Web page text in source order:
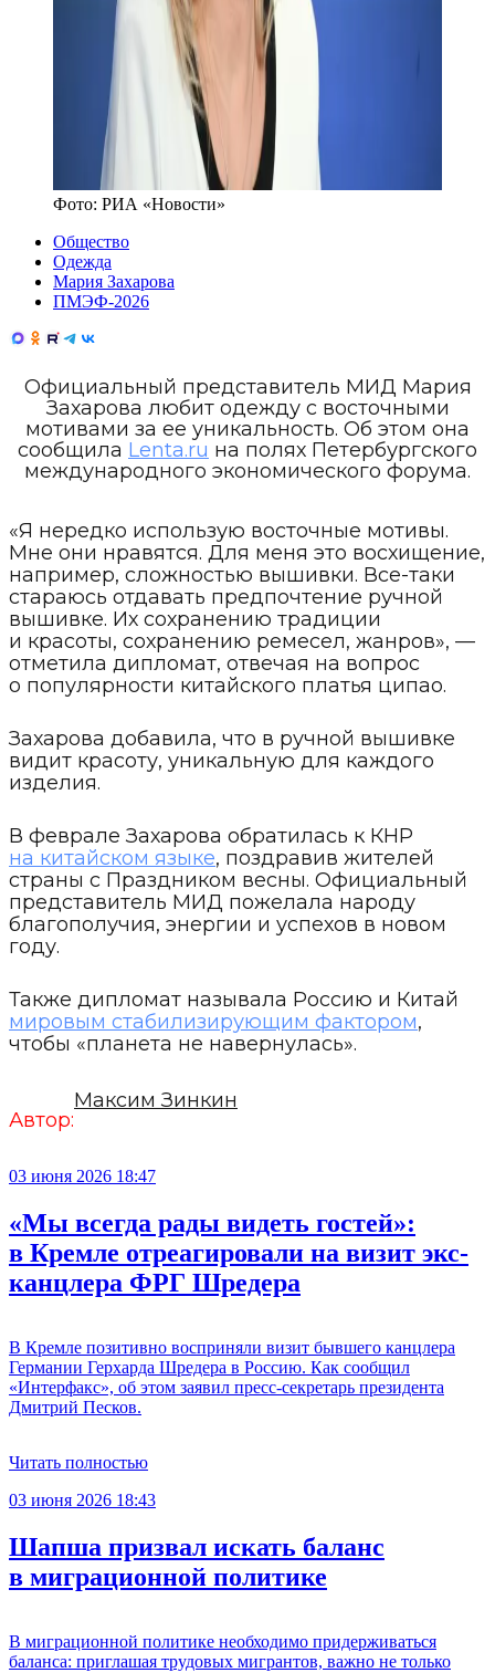
Фото: РИА «Новости»
Общество
Одежда
Мария Захарова
ПМЭФ-2026
Официальный представитель МИД Мария
Захарова любит одежду с восточными
мотивами за ее уникальность. Об этом она
сообщила Lenta.ru на полях Петербургского
международного экономического форума.
«Я нередко использую восточные мотивы.
Мне они нравятся. Для меня это восхищение,
например, сложностью вышивки. Все-таки
стараюсь отдавать предпочтение ручной
вышивке. Их сохранению традиции
и красоты, сохранению ремесел, жанров», —
отметила дипломат, отвечая на вопрос
о популярности китайского платья ципао.
Захарова добавила, что в ручной вышивке
видит красоту, уникальную для каждого
изделия.
В феврале Захарова обратилась к КНР
на китайском языке, поздравив жителей
страны с Праздником весны. Официальный
представитель МИД пожелала народу
благополучия, энергии и успехов в новом
году.
Также дипломат называла Россию и Китай
мировым стабилизирующим фактором,
чтобы «планета не навернулась».
Автор:
Максим Зинкин
03 июня 2026 18:47
«Мы всегда рады видеть гостей»:
в Кремле отреагировали на визит экс-
канцлера ФРГ Шредера
В Кремле позитивно восприняли визит бывшего канцлера
Германии Герхарда Шредера в Россию. Как сообщил
«Интерфакс», об этом заявил пресс-секретарь президента
Дмитрий Песков.
Читать полностью
03 июня 2026 18:43
Шапша призвал искать баланс
в миграционной политике
В миграционной политике необходимо придерживаться
баланса: приглашая трудовых мигрантов, важно не только